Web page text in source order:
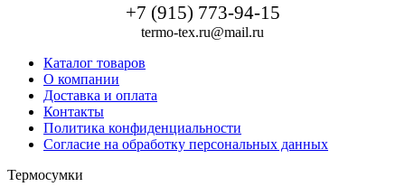
+7 (915) 773-94-15
termo-tex.ru@mail.ru
Каталог товаров
О компании
Доставка и оплата
Контакты
Политика конфиденциальности
Согласие на обработку персональных данных
Термосумки